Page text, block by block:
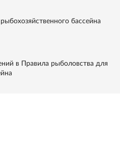
бассейна
в Правила рыболовства для